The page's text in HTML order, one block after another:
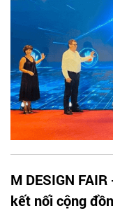
M DESIGN
kết nối cộng